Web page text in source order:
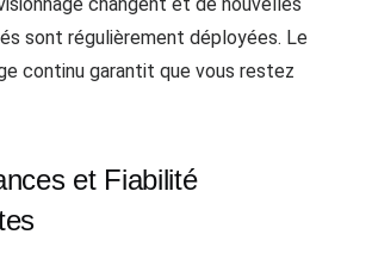
sont régulièrement déployées. Le
continu garantit que vous restez
et Fiabilité